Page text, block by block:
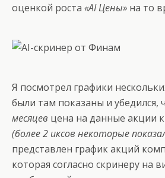
оценкой роста «AI Цены» на то
Я посмотрел графики
были там показаны и убедился,
месяцев цена на данные акции
(более 2 иксов некоторые
представлен график акций
которая согласно скринеру на